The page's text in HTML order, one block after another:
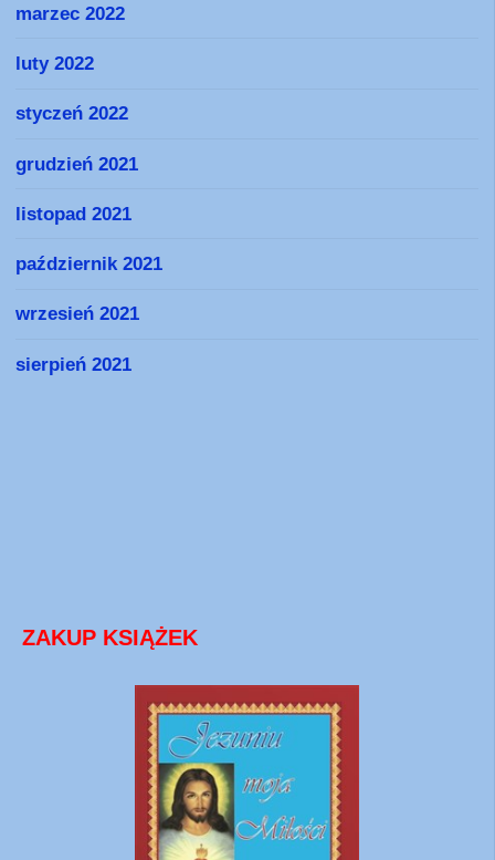
marzec 2022
luty 2022
styczeń 2022
grudzień 2021
listopad 2021
październik 2021
wrzesień 2021
sierpień 2021
ZAKUP KSIĄŻEK